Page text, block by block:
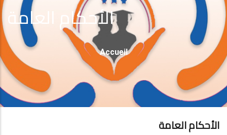
الأحكام العامة
Fil
D'Ariane
Accueil
الأحكام العامة